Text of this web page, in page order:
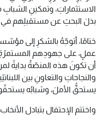
الاستثماراتِ، وتمكينِ الشبابِ
بدلَ البحثِ عن مستقبلِهم في
عملٍ، على جهودِهم المستمرّةِ
أن تكونَ هذه المنصّةُ بدايةً
والنجاحاتِ والتعاونِ بين
يستحقُّ الأملَ، وشبابُه
واختتم الإحتفال بتبادل